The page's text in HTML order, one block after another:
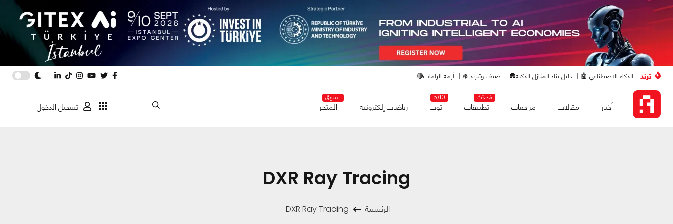
ترند الذكاء الاصطناعي 🤖 دليل بناء المنازل الذكية🛖 صيف وتبريد ❄️ أزمة الرامات🔴
أخبار مقالات مراجعات
مُحدّث
تطبيقات
5/10
توب رياضات إلكترونية
تسوق
المتجر تسجيل الدخول
DXR Ray Tracing
الرئيسية DXR Ray Tracing